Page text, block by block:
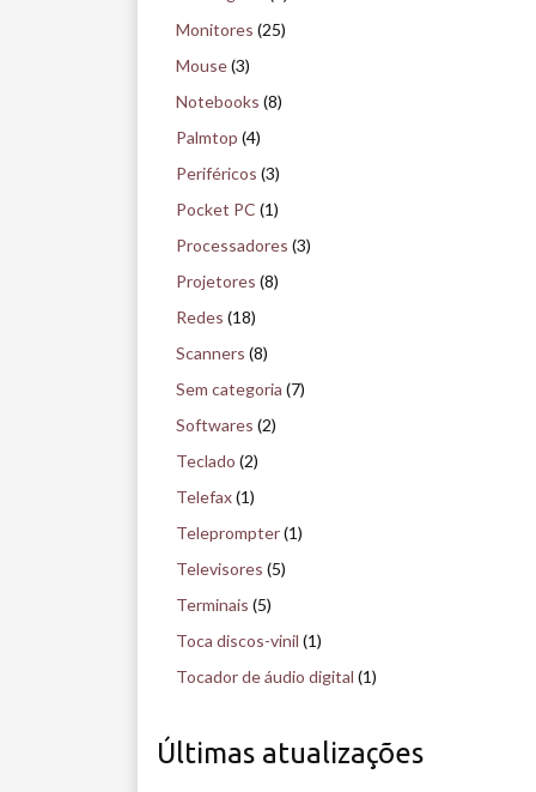
Monitores (25)
Mouse(3)
Notebooks (8)
Palmtop (4)
Periféricos (3)
Pocket PC (1)
Processadores (3)
Projetores (8)
Redes (18)
Scanners (8)
Sem categoria (7)
Softwares (2)
Teclado (2)
Telefax(1)
Teleprompter(1)
Televisores (5)
Terminais (5)
Toca discos-vinil (1)
Tocador de áudio digital (1)
Últimas atualizações